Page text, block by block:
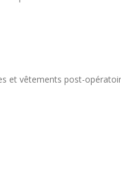
et vêtements post-